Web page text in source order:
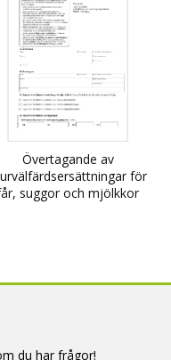
Övertagande av
för
suggor och mjölkkor
du har frågor!